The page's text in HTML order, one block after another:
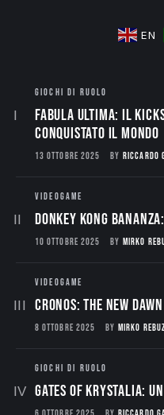
EN
GIOCHI DI RUOLO
Fabula Ultima: il
conquistato il mondo
13 OTTOBRE 2025 BY RICCARDO
VIDEOGAME
Donkey Kong
10 OTTOBRE 2025 BY MIRKO
VIDEOGAME
CRONOS: THE NEW
8 OTTOBRE 2025 BY MIRKO
GIOCHI DI RUOLO
Gates of Krystalia: